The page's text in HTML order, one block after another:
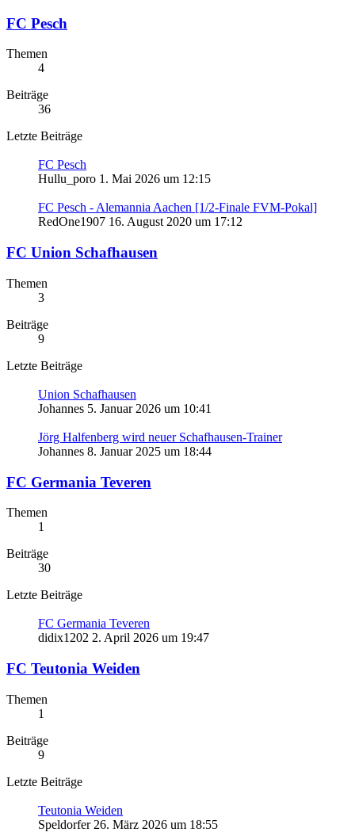
FC Pesch
Themen
4
Beiträge
36
Letzte Beiträge
FC Pesch
Hullu_poro 1. Mai 2026 um 12:15
FC Pesch - Alemannia Aachen [1/2-Finale FVM-Pokal]
RedOne1907 16. August 2020 um 17:12
FC Union Schafhausen
Themen
3
Beiträge
9
Letzte Beiträge
Union Schafhausen
Johannes 5. Januar 2026 um 10:41
Jörg Halfenberg wird neuer Schafhausen-Trainer
Johannes 8. Januar 2025 um 18:44
FC Germania Teveren
Themen
1
Beiträge
30
Letzte Beiträge
FC Germania Teveren
didix1202 2. April 2026 um 19:47
FC Teutonia Weiden
Themen
1
Beiträge
9
Letzte Beiträge
Teutonia Weiden
Speldorfer 26. März 2026 um 18:55